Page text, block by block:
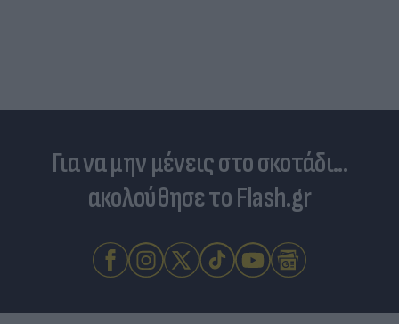
Για να μην μένεις στο σκοτάδι...
ακολούθησε το Flash.gr